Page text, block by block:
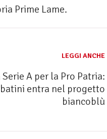
Prime Lame.
LEGGI ANCHE
A per la Pro Patria:
entra nel progetto
biancoblù